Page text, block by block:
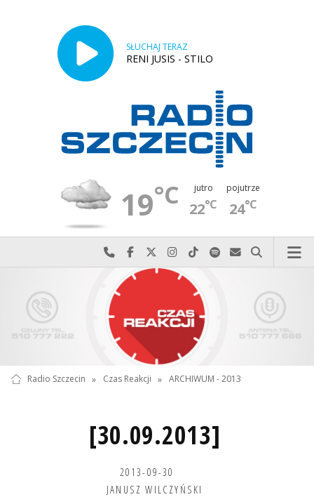
SŁUCHAJ TERAZ
RENI JUSIS - STILO
19°C jutro
22°C
pojutrze
24°C
Najlepiej po prostu do nas zadzwoń
Odwiedź nas na Facebook-u
Odwiedź nas na X
Odwiedź nas na Instagram-ie
Odwiedź nas na TikTok-u
Szukaj nas na Spotify
Wyślij do nas
Szukaj
Radio Szczecin » Czas Reakcji » ARCHIWUM - 2013
[30.09.2013]
2013-09-30
JANUSZ WILCZYŃSKI